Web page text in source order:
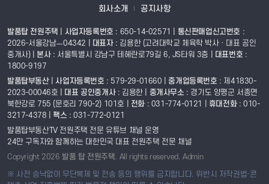
회사소개
공지사항
발품탑 전원주택 사업자등록번호 : 650-14-02571 | 통신판매업신고번호 :
2026-서울강남ㅡ04342 |
대표자: 김용한 (고려대학교 체육학 박사 · 대표 공인
중개사)
본사: 서울특별시 강남구 테헤란로79길 6, JS타워 3층 | 대표번호 :
1800-9197
발품탑부동산|사업자등록번호 : 579-29-01660 | 중개업등록번호 : 제41830-
2023-00046호 |
대표 공인중개사: 김용한 중개사무소 : 경기도 양평군 서종면
북한강로 755 (문호리 790-2) 101호 | 전화 : 031-774-0121 | 휴대전화: 010-
3217-4378 | 팩스 : 031-772-0121
발품탑부동산TV 전원주택 전문 유튜브 채널 운영
24만 구독자와 함께하는 대한민국 대표 전원주택 전문 채널
Copyright 2026 발품 탑 전원주택. All rights reserved.Admin
※ 사전 승낙없이 무단복제 및 전송 등의 행위를 금지합니다. 위반시 저작권법·콘
주변 다른 매물
발품탑 전원주택 |사업자등록번호 : 650-14-02571 | 통신판매업신고번호:
2026-서울강남ㅡ04342 |대표자: 김용한 (고려대학교 체육학 박사 · 대표 공
인중개사)|본사: 서울특별시 강남구 테헤란로79길 6, JS타워 3층 |
: 1800-9197
발품탑부동산|사업자등록번호: 579-29-01660 | 중개업등록번호
41830-2023-00046호 |대표 공인중개사 : 김용한 중개사무소
휴대전화: 010-3217-4378 |팩스: 031-772-0121